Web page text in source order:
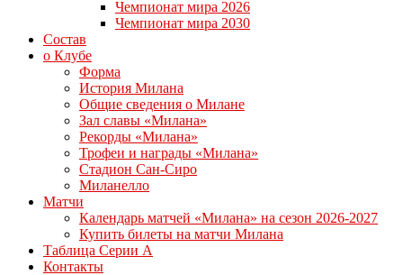
Чемпионат мира 2026
Чемпионат мира 2030
Состав
о Клубе
Форма
История Милана
Общие сведения о Милане
Зал славы «Милана»
Рекорды «Милана»
Трофеи и награды «Милана»
Стадион Сан-Сиро
Миланелло
Матчи
Календарь матчей «Милана» на сезон 2026-2027
Купить билеты на матчи Милана
Таблица Серии А
Контакты